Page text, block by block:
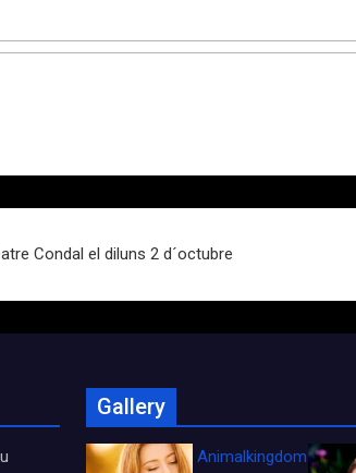
Condal el diluns 2 d´octubre
Gallery